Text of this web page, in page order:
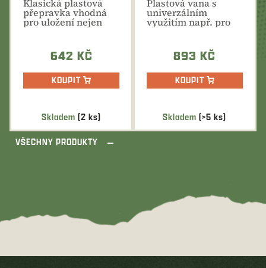
Skladem(2 ks)
Klasická plastová
přepravka vhodná
pro uložení nejen
masa do chladících...
642 KČ
KOUPIT
Skladem(>5 ks)
Plastová vana s
univerzálním
využitím např. pro
převoz nebo
893 KČ
KOUPIT
VŠECHNY PRODUKTY